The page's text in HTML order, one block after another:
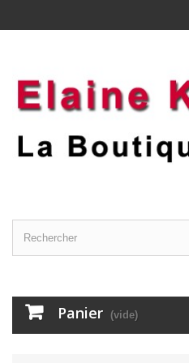
Panier (vide)